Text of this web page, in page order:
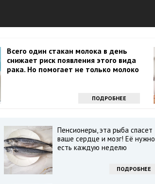
Всего один стакан молока в день
снижает риск появления этого вида
рака. Но помогает не только молоко
ПОДРОБНЕЕ
Пенсионеры, эта рыба спасет
ваше сердце и мозг! Её нужно
есть каждую неделю
ПОДРОБНЕЕ